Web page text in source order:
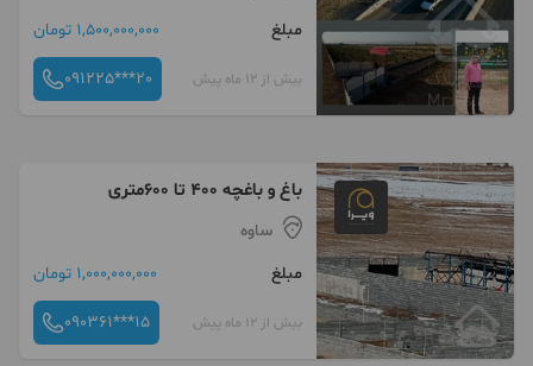
مبلغ
1,500,000,000 تومان
بیش از 12 ماه پیش 091225***20
باغ و باغچه ۴۰۰ تا ۶۰۰متری
ساوه
مبلغ
1,000,000,000 تومان
بیش از 12 ماه پیش 090361***15